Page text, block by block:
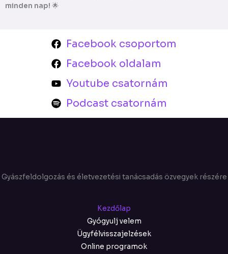
minden nap! 🌟
Facebook csoportom
Facebook oldalam
Youtube csatornám
Podcast csatornám
Gyászfeldolgozás és életvezetési tanácsadás özvegyek részére
Kezdőlap
Gyógyulj velem
Ügyfélvisszajelzések
Online programok